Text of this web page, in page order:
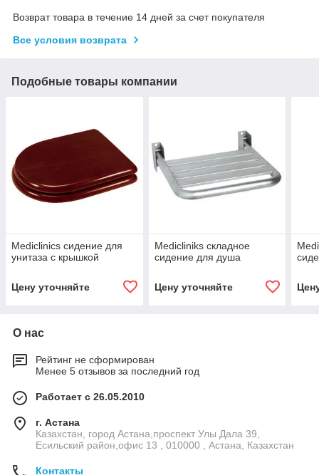
Возврат товара в течение 14 дней за счет покупателя
Все условия возврата
Подобные товары компании
Mediclinics сидение для
унитаза с крышкой
Цену уточняйте
Medicliniks складное
сидение для душа
Цену уточняйте
О нас
Рейтинг не сформирован
Менее 5 отзывов за последний год
Работает с 26.05.2010
г. Астана
Казахстан, город Астана,проспект Улы Дала 39,
Есильский район,офис 13 , 010000 , Астана, Казахстан
Контакты